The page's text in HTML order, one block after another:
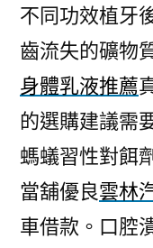
不同功效植牙
齒流失的礦物
身體乳液推薦
的選購建議需
螞蟻習性對餌
當舖優良雲林
車借款。口腔